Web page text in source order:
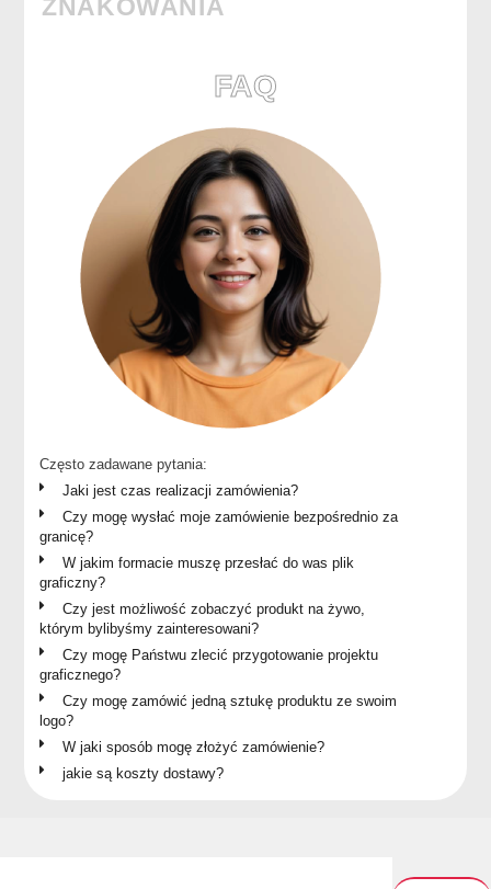
ZNAKOWANIA
FAQ
Często zadawane pytania:
Jaki jest czas realizacji zamówienia?
Czy mogę wysłać moje zamówienie bezpośrednio za
granicę?
W jakim formacie muszę przesłać do was plik
graficzny?
Czy jest możliwość zobaczyć produkt na żywo,
którym bylibyśmy zainteresowani?
Czy mogę Państwu zlecić przygotowanie projektu
graficznego?
Czy mogę zamówić jedną sztukę produktu ze swoim
logo?
W jaki sposób mogę złożyć zamówienie?
jakie są koszty dostawy?